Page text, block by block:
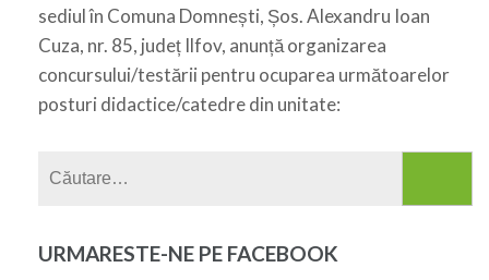
sediul în Comuna Domnești, Șos. Alexandru Ioan
Cuza, nr. 85, județ Ilfov, anunță organizarea
concursului/testării pentru ocuparea următoarelor
posturi didactice/catedre din unitate:
URMARESTE-NE PE FACEBOOK